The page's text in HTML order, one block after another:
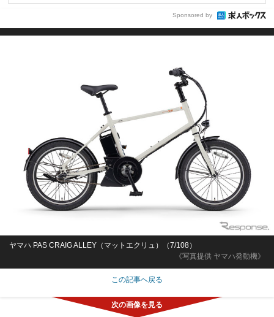
Sponsored by
《写真提供 ヤマハ発動機》
ヤマハ PAS CRAIG ALLEY（マットエクリュ）（7/108）
この記事へ戻る